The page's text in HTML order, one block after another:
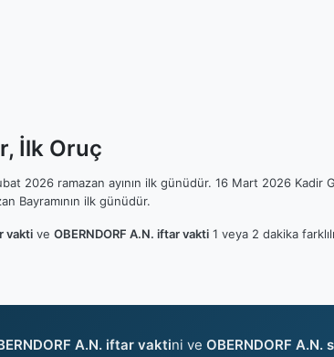
İlk Oruç
2026 ramazan ayının ilk günüdür. 16 Mart 2026 Kadir
Bayramının ilk günüdür.
vakti ve OBERNDORF A.N. iftar vakti 1 veya 2 dakika
A.N. iftar vaktini ve OBERNDORF A.N.